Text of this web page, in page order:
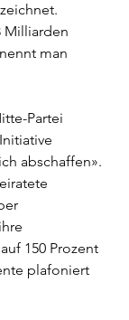
Milliarden
man
Partei
abschaffen».
150 Prozent
plafoniert